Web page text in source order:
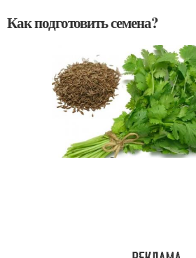
Как подготовить семена?